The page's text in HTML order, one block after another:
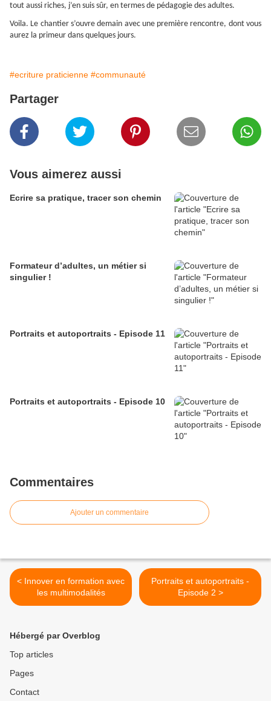
tout aussi riches, j’en suis sûr, en termes de pédagogie des adultes.
Voila. Le chantier s’ouvre demain avec une première rencontre, dont vous
aurez la primeur dans quelques jours.
#ecriture praticienne #communauté
Partager
Vous aimerez aussi
Ecrire sa pratique, tracer son chemin
Formateur d’adultes, un métier si
singulier !
Portraits et autoportraits - Episode 11
Portraits et autoportraits - Episode 10
Commentaires
Ajouter un commentaire
< Innover en formation avec
les multimodalités
Portraits et autoportraits -
Episode 2 >
Hébergé par Overblog
Top articles
Pages
Contact